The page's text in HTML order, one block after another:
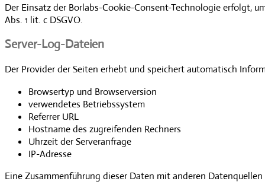
Der Einsatz der Borlabs-Cookie-Consent-Technologie erfolgt,
Abs. 1 lit. c DSGVO.
Server-Log-Dateien
Der Provider der Seiten erhebt und speichert automatisch
Browsertyp und Browserversion
verwendetes Betriebssystem
Referrer URL
Hostname des zugreifenden Rechners
Uhrzeit der Serveranfrage
IP-Adresse
Eine Zusammenführung dieser Daten mit anderen